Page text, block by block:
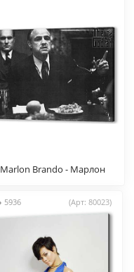
Marlon Brando - Марлон
5936 (Арт: 80023)